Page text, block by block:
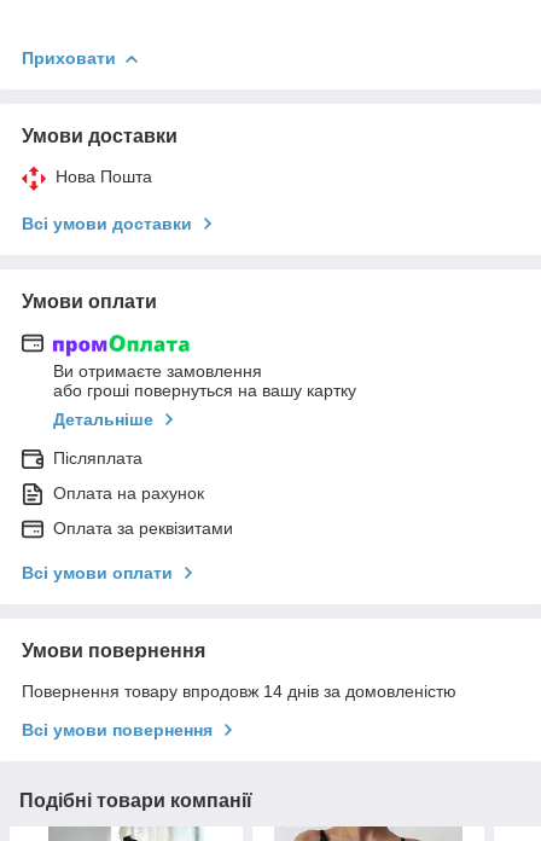
Приховати
Умови доставки
Нова Пошта
Всі умови доставки
Умови оплати
Ви отримаєте замовлення
або гроші повернуться на вашу картку
Детальніше
Післяплата
Оплата на рахунок
Оплата за реквізитами
Всі умови оплати
Умови повернення
Повернення товару впродовж 14 днів за домовленістю
Всі умови повернення
Подібні товари компанії